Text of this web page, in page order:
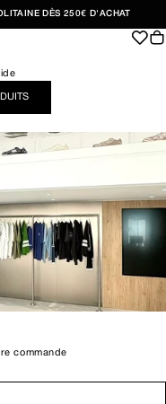
DÈS 250€ D'ACHAT
SHOP
commande